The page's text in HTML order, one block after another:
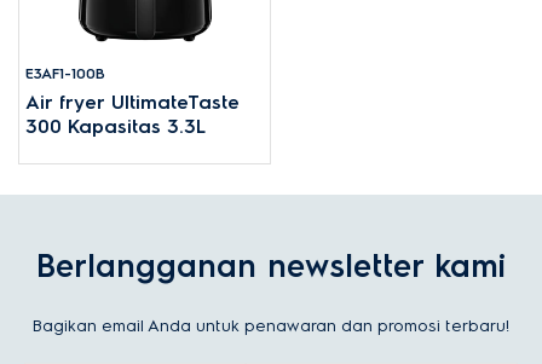
E3AF1-100B
Air fryer UltimateTaste
300 Kapasitas 3.3L
Berlangganan newsletter kami
Bagikan email Anda untuk penawaran dan promosi terbaru!